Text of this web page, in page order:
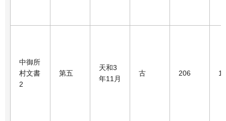
中御所
村文書
2
第五
天和3
年11月
古 206 1